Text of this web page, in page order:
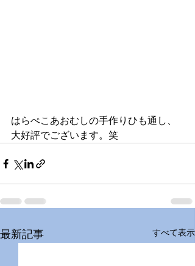
はらぺこあおむしの手作りひも通し、
大好評でございます。笑
最新記事 すべて表示